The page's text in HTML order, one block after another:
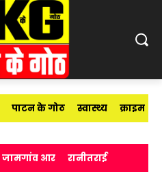
पाटन के गोठ स्वास्थ्य क्राइम
जामगांव आर रानीतराई